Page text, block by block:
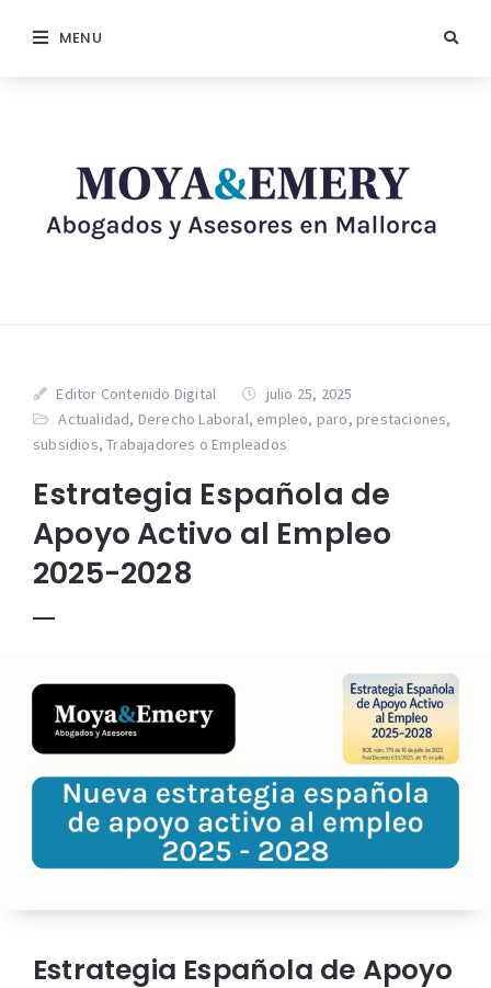
MENU
Editor Contenido Digital
julio 25, 2025
Actualidad, Derecho Laboral, empleo, paro, prestaciones,
subsidios,Trabajadores o Empleados
Estrategia Española de
Apoyo Activo al Empleo
2025-2028
Estrategia Española de Apoyo